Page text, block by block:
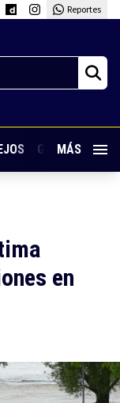
Reportes
GUARDIA
MÁS
en